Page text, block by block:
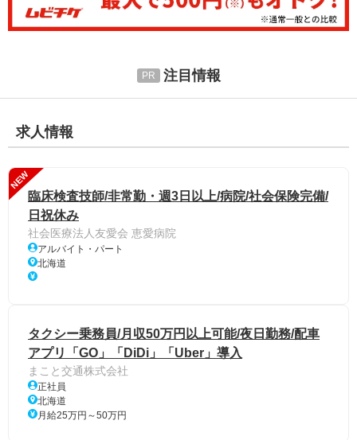
注目情報
求人情報
NEW
臨床検査技師/非常勤・週3日以上/病院/社会保険完備/
日祝休み
社会医療法人友愛会 恵愛病院
アルバイト・パート
北海道
タクシー乗務員/月収50万円以上可能/夜日勤務/配車
アプリ「GO」「DiDi」「Uber」導入
まこと交通株式会社
正社員
北海道
月給25万円～50万円